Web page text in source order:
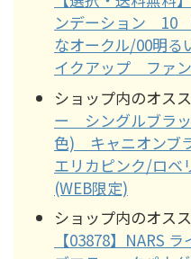
ンデーション 10
なオークル/00明
イクアップ ファ
ショップ内のオス
ー シングルブラ
色) キャニオンブ
エリカピンク/ロベ
(WEB限定)
ショップ内のオス
【03878】NARS